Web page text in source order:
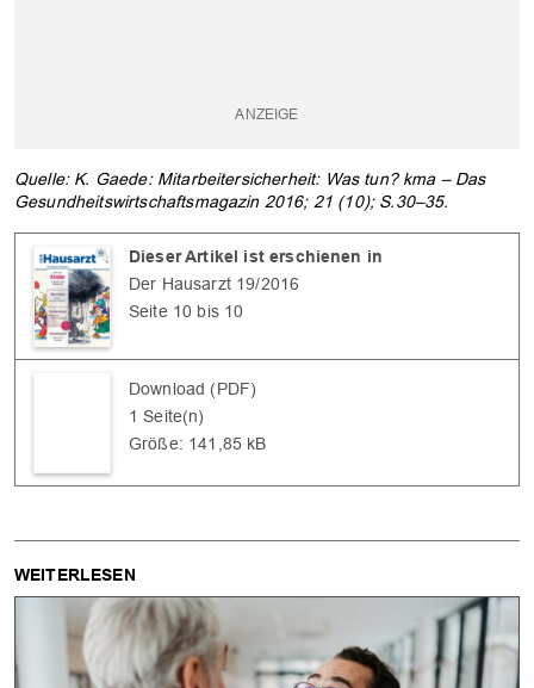
OK
Quelle: K. Gaede: Mitarbeitersicherheit: Was tun? kma – Das
Gesundheitswirtschaftsmagazin 2016; 21 (10); S.30–35.
Dieser Artikel ist erschienen in
Der Hausarzt 19/2016
Seite 10 bis 10
Download (PDF)
1 Seite(n)
Größe: 141,85 kB
WEITERLESEN